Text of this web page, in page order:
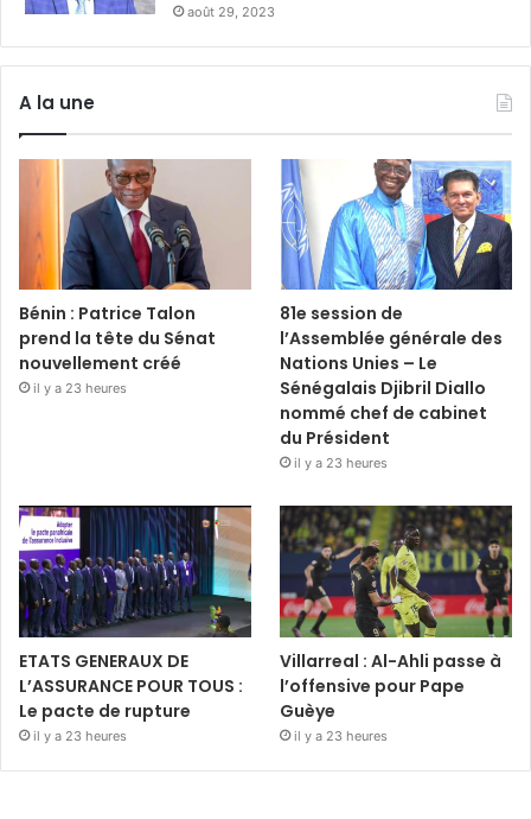
août 29, 2023
A la une
Bénin : Patrice Talon
prend la tête du Sénat
nouvellement créé
il y a 23 heures
81e session de
l’Assemblée générale des
Nations Unies – Le
Sénégalais Djibril Diallo
nommé chef de cabinet
du Président
il y a 23 heures
ETATS GENERAUX DE
L’ASSURANCE POUR TOUS :
Le pacte de rupture
il y a 23 heures
Villarreal : Al-Ahli passe à
l’offensive pour Pape
Guèye
il y a 23 heures